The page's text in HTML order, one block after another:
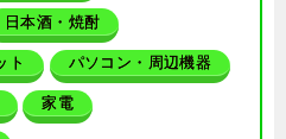
日本酒・焼酎
ト パソコン・周辺機器
家電